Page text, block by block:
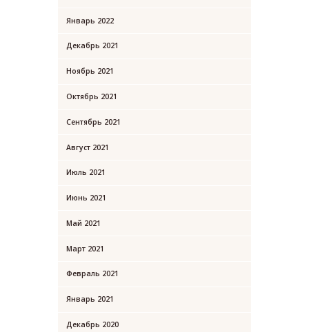
Январь 2022
Декабрь 2021
Ноябрь 2021
Октябрь 2021
Сентябрь 2021
Август 2021
Июль 2021
Июнь 2021
Май 2021
Март 2021
Февраль 2021
Январь 2021
Декабрь 2020